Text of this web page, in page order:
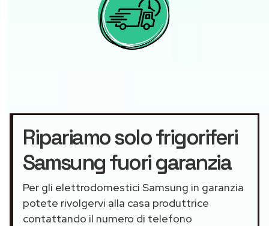
Ripariamo solo frigoriferi
Samsung fuori garanzia
Per gli elettrodomestici Samsung in garanzia
potete rivolgervi alla casa produttrice
contattando il numero di telefono